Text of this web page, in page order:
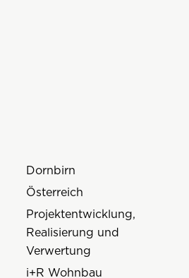
Dornbirn
Österreich
Projektentwicklung,
Realisierung und
Verwertung
i+R Wohnbau